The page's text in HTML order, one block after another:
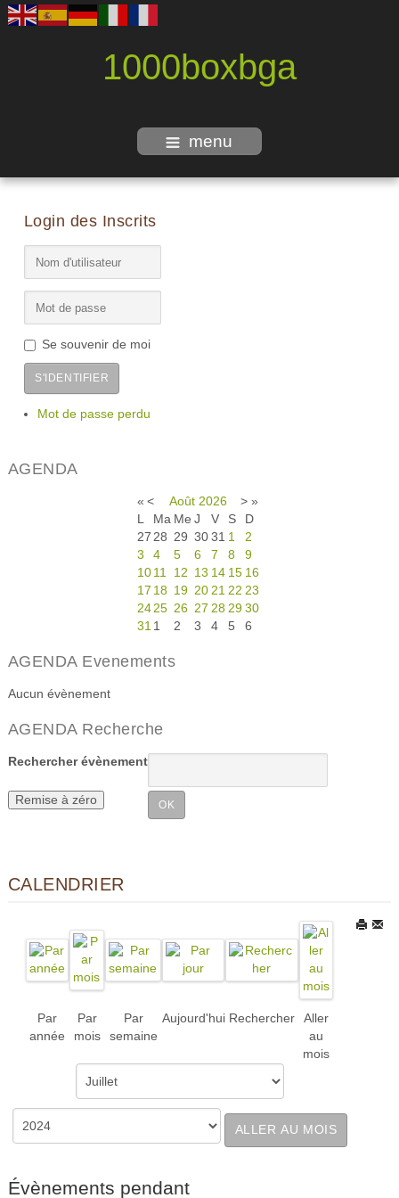
1000boxbga
menu
Login des Inscrits
Se souvenir de moi
S'IDENTIFIER
Mot de passe perdu
AGENDA
« < Août 2026 > »
L
Ma Me J V S
D
27 28 29 30 31 1
2
3
4 5 6 7 8
9
10 11 12 13 14 15 16
17 18 19 20 21 22 23
2425 26 27 28 29 30
31 1 2 3 4 5 6
AGENDA Evenements
Aucun évènement
AGENDA Recherche
Rechercher évènement
CALENDRIER
Par
année
Par
mois
Par
semaine
Aujourd'hui Rechercher
Aller
au
mois
ALLER AU MOIS
Évènements pendant